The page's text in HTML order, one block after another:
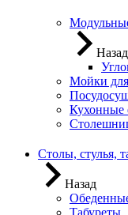
Назад
Мойки
Кухонные
Столы, стулья,
Назад
Табуреты